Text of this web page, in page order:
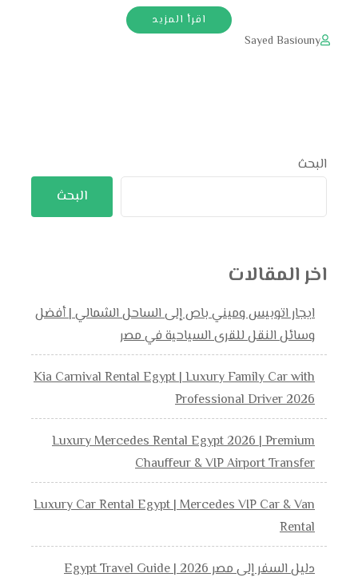
اقرأ المزيد
Sayed Basiouny
البحث
البحث
اخر المقالات
ايجار اتوبيس وميني باص إلى الساحل الشمالي | أفضل
وسائل النقل للقرى السياحية في مصر
Kia Carnival Rental Egypt | Luxury Family Car with
Professional Driver 2026
Luxury Mercedes Rental Egypt 2026 | Premium
Chauffeur & VIP Airport Transfer
Luxury Car Rental Egypt | Mercedes VIP Car & Van
Rental
دليل السفر إلى مصر 2026 | Egypt Travel Guide